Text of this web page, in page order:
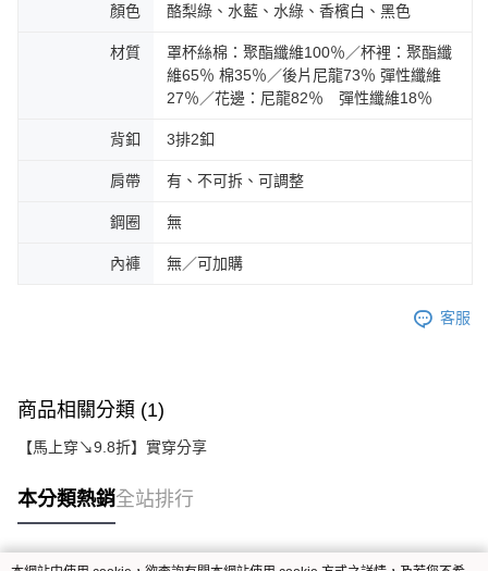
顏色 酪梨綠、水藍、水綠、香檳白、黑色
材質
罩杯絲棉：聚酯纖維100％／杯裡：聚酯纖
維65％ 棉35％／後片尼龍73％ 彈性纖維
27％／花邊：尼龍82％ 彈性纖維18％
背釦 3排2釦
肩帶 有、不可拆、可調整
鋼圈 無
內褲 無／可加購
客服
商品相關分類 (1)
【馬上穿↘9.8折】實穿分享
本分類熱銷全站排行